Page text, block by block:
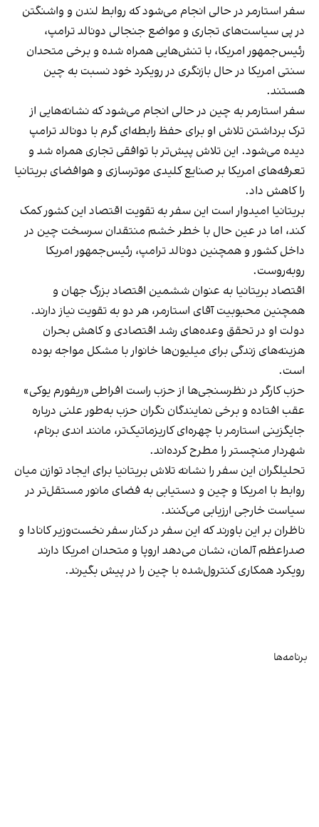
سفر استارمر در حالی انجام می‌شود که روابط لندن و واشنگتن
در پی سیاست‌های تجاری و مواضع جنجالی دونالد ترامپ،
رئیس‌جمهور امریکا، با تنش‌هایی همراه شده و برخی متحدان
سنتی امریکا در حال بازنگری در رویکرد خود نسبت به چین
هستند.
سفر استارمر به چین در حالی انجام می‌شود که نشانه‌هایی از
ترک برداشتن تلاش او برای حفظ رابطه‌ای گرم با دونالد ترامپ
دیده می‌شود. این تلاش پیش‌تر با توافقی تجاری همراه شد و
تعرفه‌های امریکا بر صنایع کلیدی موترسازی و هوافضای بریتانیا
را کاهش داد.
بریتانیا امیدوار است این سفر به تقویت اقتصاد این کشور کمک
کند، اما در عین حال با خطر خشم منتقدان سرسخت چین در
داخل کشور و همچنین دونالد ترامپ، رئیس‌جمهور امریکا
روبه‌روست.
اقتصاد بریتانیا به عنوان ششمین اقتصاد بزرگ جهان و
همچنین محبوبیت آقای استارمر، هر دو به تقویت نیاز دارند.
دولت او در تحقق وعده‌های رشد اقتصادی و کاهش بحران
هزینه‌های زندگی برای میلیون‌ها خانوار با مشکل مواجه بوده
است.
حزب کارگر در نظرسنجی‌ها از حزب راست افراطی «ریفورم یوکی»
عقب افتاده و برخی نمایندگان نگران حزب به‌طور علنی درباره
جایگزینی استارمر با چهره‌ای کاریزماتیک‌تر، مانند اندی برنام،
شهردار منچستر را مطرح کرده‌اند.
تحلیلگران این سفر را نشانه تلاش بریتانیا برای ایجاد توازن میان
روابط با امریکا و چین و دستیابی به فضای مانور مستقل‌تر در
سیاست خارجی ارزیابی می‌کنند.
ناظران بر این باورند که این سفر در کنار سفر نخست‌وزیر کانادا و
صدراعظم آلمان، نشان می‌دهد اروپا و متحدان امریکا دارند
رویکرد همکاری کنترول‌شده با چین را در پیش بگیرند.
برنامه‌ها